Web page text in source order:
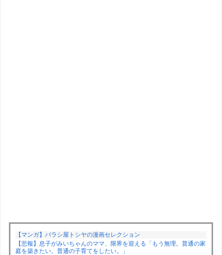
【マンガ】バラシ屋トシヤの漫画セレクション
【悲報】息子がみいちゃんのママ、限界を迎える「もう無理。普通の家
庭を築きたい。普通の子育てをしたい。」